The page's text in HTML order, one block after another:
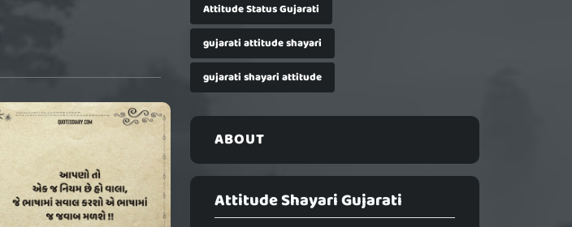
Attitude Status Gujarati
gujarati attitude shayari
gujarati shayari attitude
ABOUT
Attitude Shayari Gujarati